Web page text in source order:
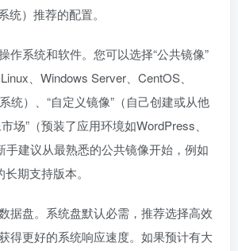
统）推荐的配置。
作系统和软件。您可以选择“公共镜像”
、Windows Server、CentOS、
统）、“自定义镜像”（自己创建或从他
场”（预装了应用环境如WordPress、
手建议从最熟悉的公共镜像开始，例如
期支持版本。
据盘。系统盘默认必需，推荐选择高效
得更好的系统响应速度。如果预计有大